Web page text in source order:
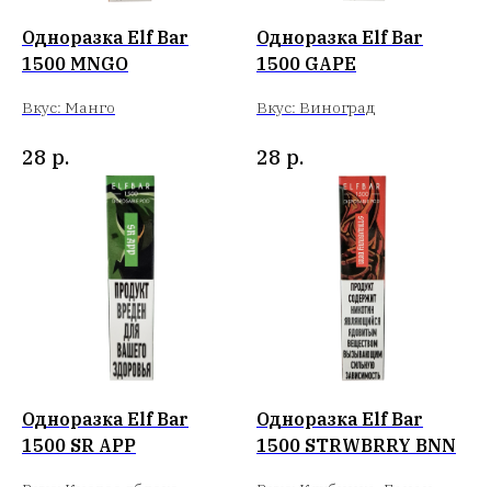
Одноразка Elf Bar
1500 MNGO
Вкус: Манго
28 р.
Одноразка Elf Bar
1500 GAPE
Вкус: Виноград
28 р.
Одноразка Elf Bar
1500 SR APP
Одноразка Elf Bar
1500 STRWBRRY BNN